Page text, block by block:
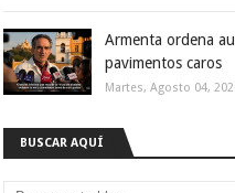
Armenta ordena
pavimentos caros
Martes, Agosto 04,
BUSCAR AQUÍ